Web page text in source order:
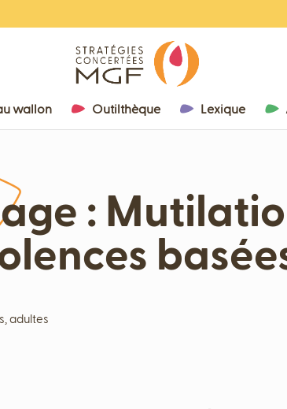
wallon Outilthèque Lexique
:
adultes